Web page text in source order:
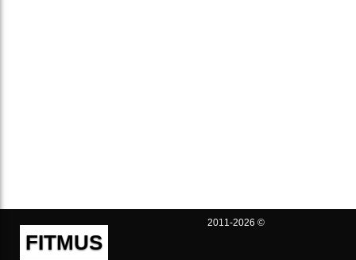
FITMUS
2011-2026 ©